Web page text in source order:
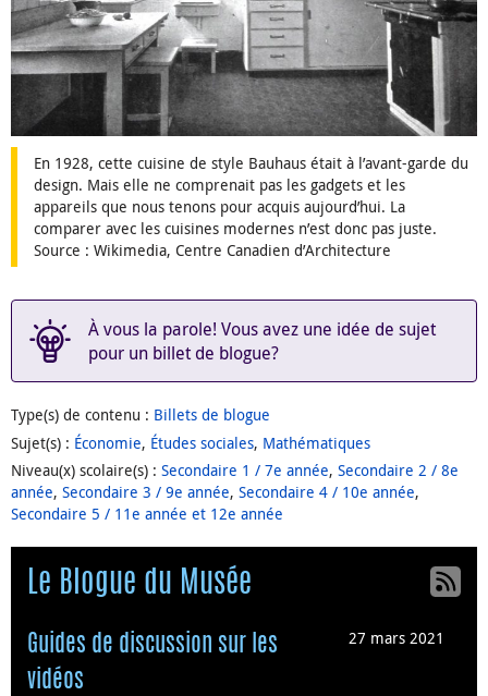
En 1928, cette cuisine de style Bauhaus était à l’avant-garde du
design. Mais elle ne comprenait pas les gadgets et les
appareils que nous tenons pour acquis aujourd’hui. La
comparer avec les cuisines modernes n’est donc pas juste.
Source : Wikimedia, Centre Canadien d’Architecture
À vous la parole! Vous avez une idée de sujet
pour un billet de blogue?
Type(s) de contenu : Billets de blogue
Sujet(s) : Économie, Études sociales, Mathématiques
Niveau(x) scolaire(s) : Secondaire 1 / 7e année, Secondaire 2 / 8e
année, Secondaire 3 / 9e année, Secondaire 4 / 10e année,
Secondaire 5 / 11e année et 12e année
Le Blogue du Musée
27 mars 2021
Guides de discussion sur les
vidéos